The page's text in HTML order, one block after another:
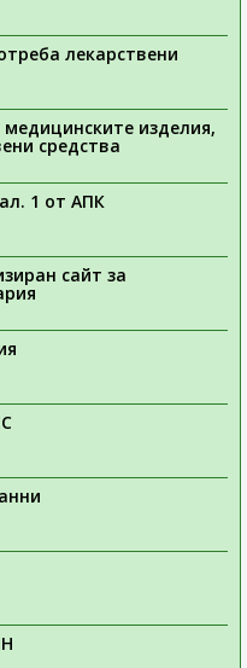
лекарствени
изделия,
средства
1 от АПК
сайт за